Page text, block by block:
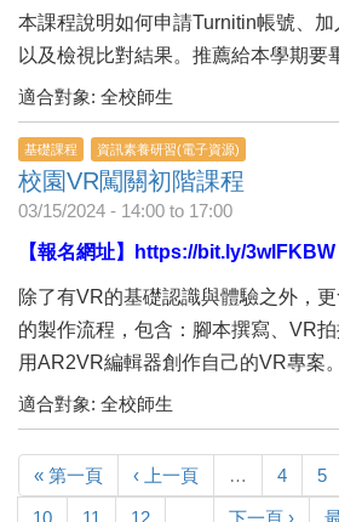
本課程說明如何申請Turnitin帳號、加
以及檢視比對結果。推薦給本學期要
適合對象: 全校師生
基礎課程 資訊素養研習(電子資源)
校園VR闖關初階課程
03/15/2024 - 14:00 to 17:00
【報名網址】
https://bit.ly/3wlFKBW
除了有VR的基礎認識與體驗之外，
的製作流程，包含：腳本撰寫、VR
用AR2VR編輯器創作自己的VR專案。
適合對象: 全校師生
« 第一頁 ‹ 上一頁 … 4 5
10 11 12 下一頁 ›